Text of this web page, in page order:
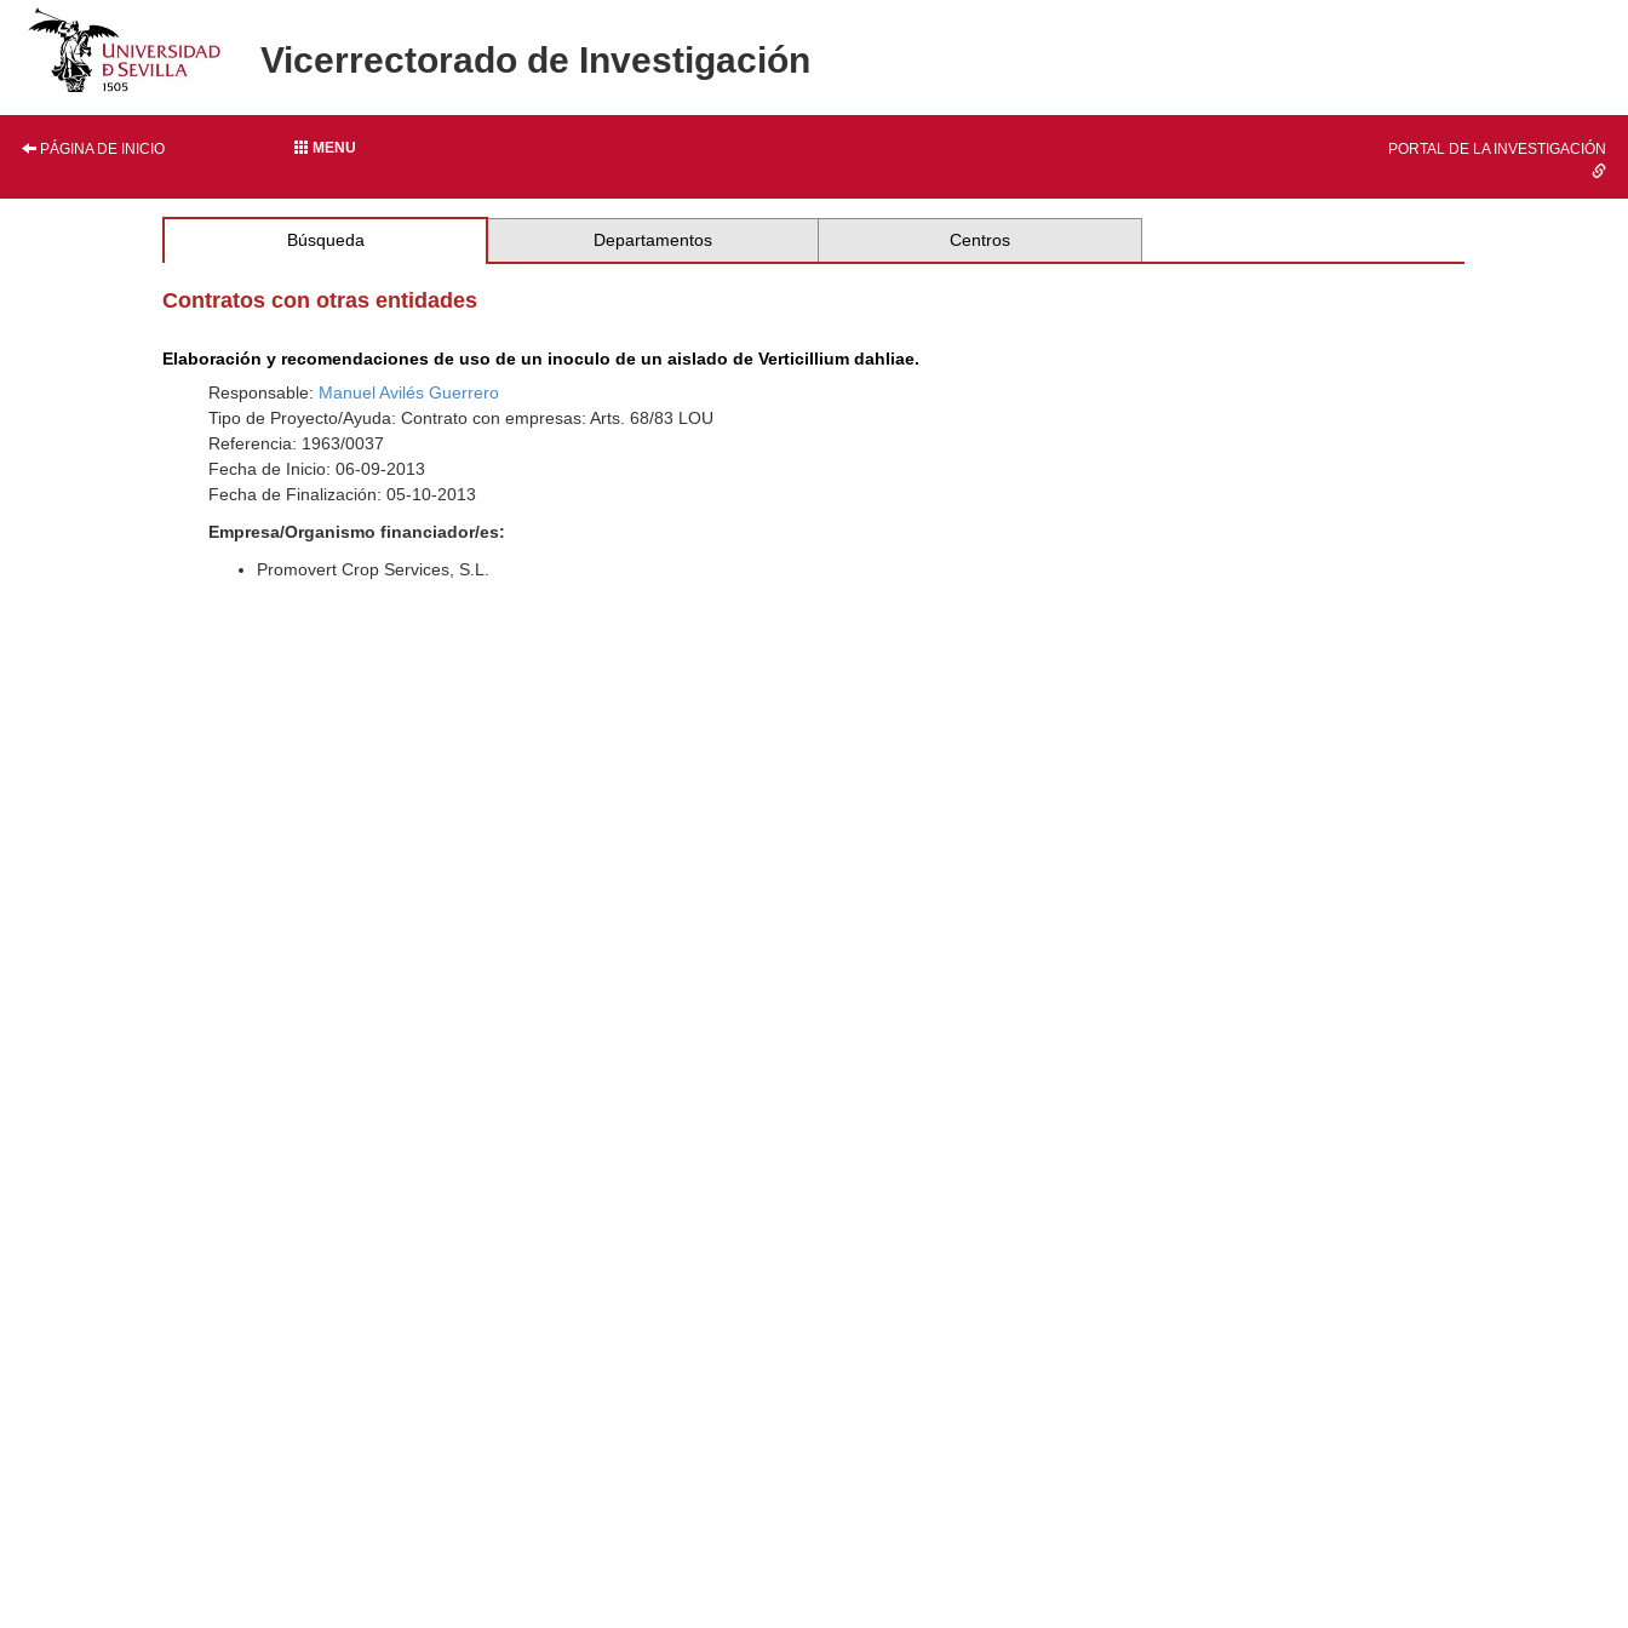
Vicerrectorado de Investigación
PÁGINA DE INICIO MENU PORTAL DE LA INVESTIGACIÓN
Búsqueda Departamentos Centros
Contratos con otras entidades
Elaboración y recomendaciones de uso de un inoculo de un aislado de Verticillium dahliae.
Responsable: Manuel Avilés Guerrero
Tipo de Proyecto/Ayuda: Contrato con empresas: Arts. 68/83 LOU
Referencia: 1963/0037
Fecha de Inicio: 06-09-2013
Fecha de Finalización: 05-10-2013
Empresa/Organismo financiador/es:
Promovert Crop Services, S.L.